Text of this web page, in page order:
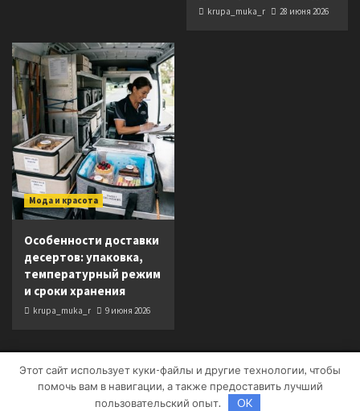
krupa_muka_r 28 июня 2026
Мода и красота
Особенности доставки
десертов: упаковка,
температурный режим
и сроки хранения
krupa_muka_r 9 июня 2026
Copyright © Все права защищены.|CoverNewsот AF
themes.
Этот сайт использует куки-файлы и другие технологии, чтобы
помочь вам в навигации, а также предоставить лучший
пользовательский опыт.
OK